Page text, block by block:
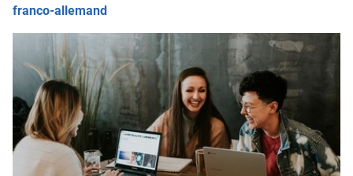
franco-allemand